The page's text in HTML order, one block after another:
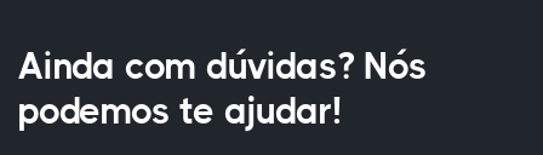
Ainda com dúvidas? Nós
podemos te ajudar!